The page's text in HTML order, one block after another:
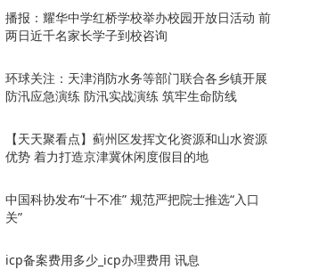
播报：耀华中学红桥学校举办校园开放日活动 前
两日近千名家长学子到校咨询
环球关注：天津消防水务等部门联合各乡镇开展
防汛应急演练 防汛实战演练 筑牢生命防线
【天天聚看点】蓟州区发挥文化资源和山水资源
优势 着力打造京津冀休闲度假目的地
中国科协发布“十不准” 规范严把院士推选“入口
关”
icp备案费用多少_icp办理费用 讯息